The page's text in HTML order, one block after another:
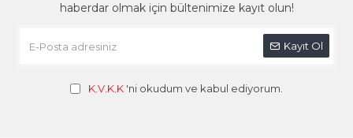
haberdar olmak için bültenimize kayıt olun!
Kayıt Ol
K.V.K.K 'ni okudum ve kabul ediyorum.